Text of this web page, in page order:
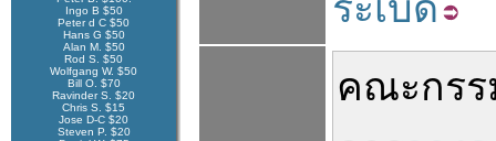
Ingo B $50
Peter d C $50
Hans G $50
Alan M. $50
Rod S. $50
Wolfgang W. $50
Bill O. $70
Ravinder S. $20
Chris S. $15
Jose D-C $20
Steven P. $20
ระเบิด
คณะกรร